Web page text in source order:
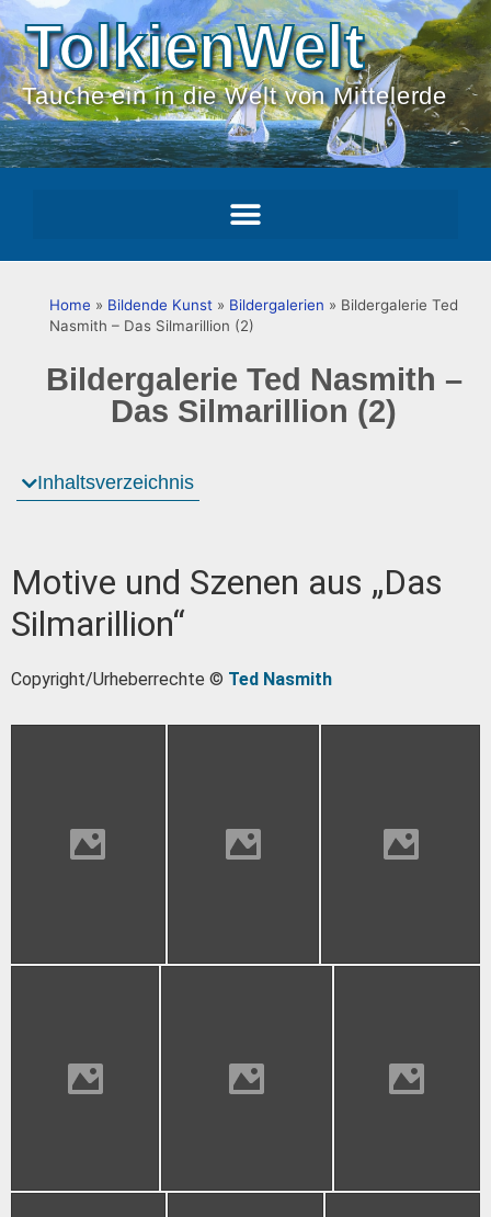
TolkienWelt
Tauche ein in die Welt von Mittelerde
Home » Bildende Kunst » Bildergalerien » Bildergalerie Ted
Nasmith – Das Silmarillion (2)
Bildergalerie Ted Nasmith –
Das Silmarillion (2)
Inhaltsverzeichnis
Motive und Szenen aus „Das
Silmarillion“
Copyright/Urheberrechte © Ted Nasmith